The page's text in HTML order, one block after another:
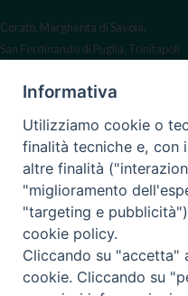
Corato, Margherita di Savoia,
San Ferdinando di Puglia, Trinitapoli
Sede arcivescovile suffraganea
Regione ecclesiastica Puglia
Via Beltrani, 9
76125 Trani BT
Centralino Tel. 0883 494211
Cancelleria Tel. 0883 494204
Informativa
Utilizziamo cookie o
finalità tecniche e, con
altre finalità
"miglioramento
"targeting e
cookie policy.
Cliccando su "accetta"
cookie. Cliccando su